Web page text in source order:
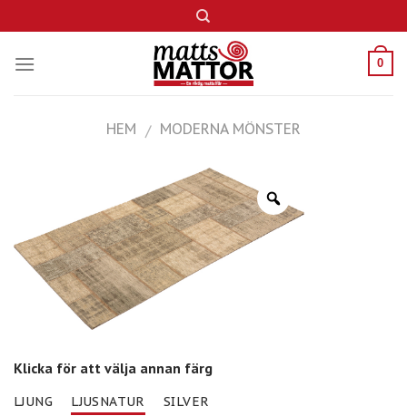
to
content
0
HEM / MODERNA MÖNSTER
Klicka för att välja annan färg
LJUNG LJUSNATUR SILVER